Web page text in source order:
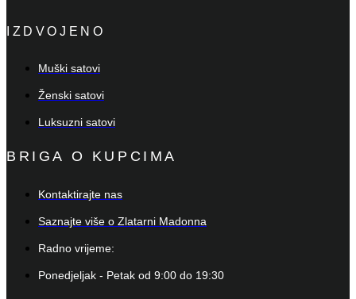
IZDVOJENO
Muški satovi
Ženski satovi
Luksuzni satovi
BRIGA O KUPCIMA
Kontaktirajte nas
Saznajte više o Zlatarni Madonna
Radno vrijeme:
Ponedjeljak - Petak od 9:00 do 19:30